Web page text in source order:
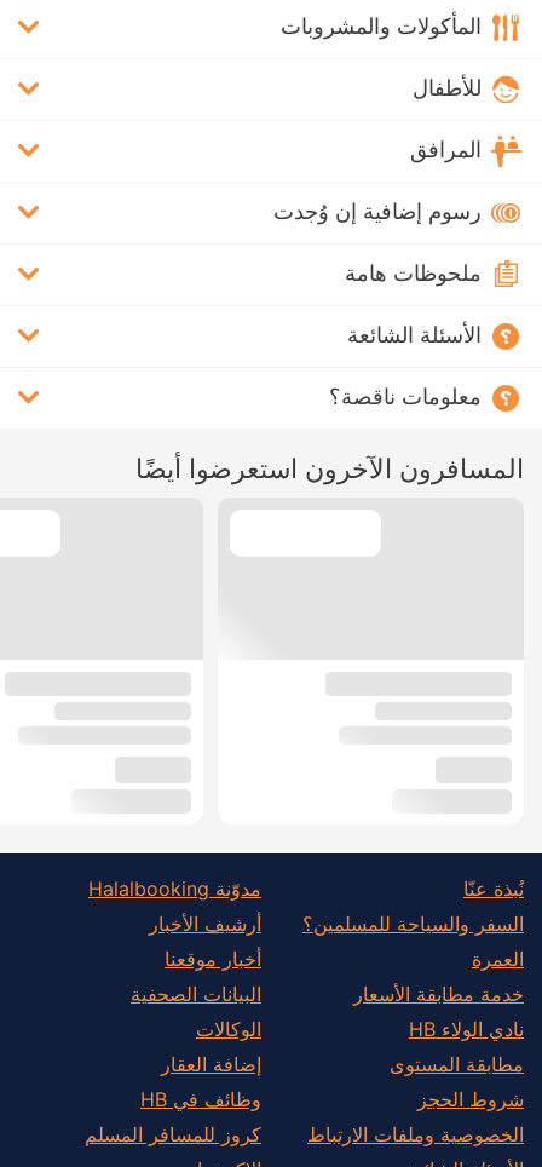
المأكولات والمشروبات
للأطفال
المرافق
رسوم إضافية إن وُجدت
ملحوظات هامة
الأسئلة الشائعة
معلومات ناقصة؟
المسافرون الآخرون استعرضوا أيضًا
نُبذة عنّا
السفر والسياحة للمسلمين؟
العمرة
خدمة مطابقة الأسعار
نادي الولاء HB
مطابقة المستوى
شروط الحجز
الخصوصية وملفات الارتباط
مدوّنة Halalbooking
أرشيف الأخبار
أخبار موقعنا
البيانات الصحفية
الوكالات
إضافة العقار
وظائف في HB
كروز للمسافر المسلم